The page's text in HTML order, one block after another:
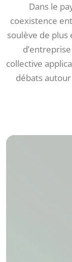
Dans le
coexistence
soulève de plus
collective
débats